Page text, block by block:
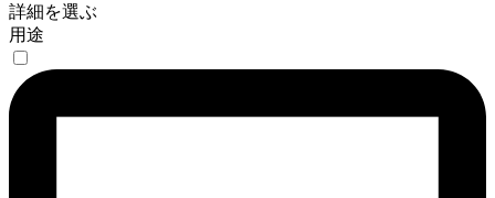
詳細を選ぶ
用途